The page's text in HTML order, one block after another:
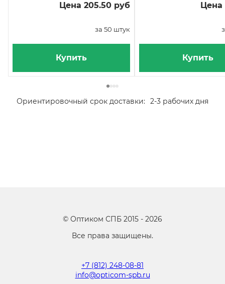
Цена 205.50 руб
за 50 штук
Купить
Цена
Купить
Ориентировочный срок доставки: 2-3 рабочих дня
© Оптиком СПБ 2015 - 2026
Все права защищены.
+7 (812) 248-08-81
info@opticom-spb.ru